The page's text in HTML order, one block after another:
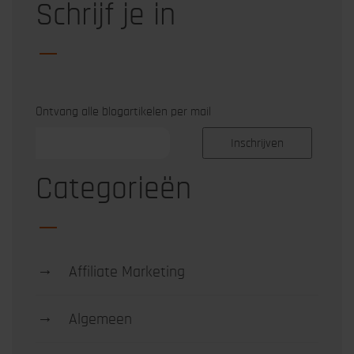
Schrijf je in
Ontvang alle blogartikelen per mail
Categorieën
→ Affiliate Marketing
→ Algemeen